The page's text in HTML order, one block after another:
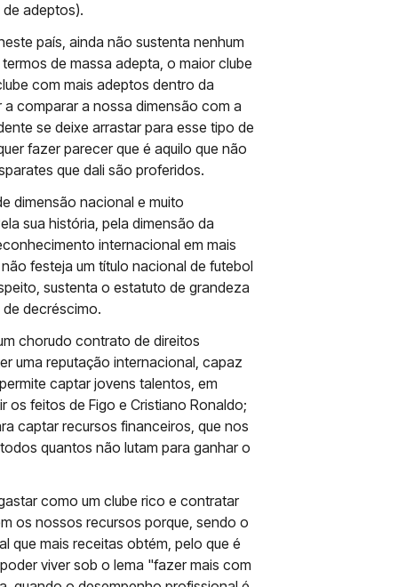
adeptos).
país, ainda não sustenta nenhum
de massa adepta, o maior clube
com mais adeptos dentro da
comparar a nossa dimensão com a
se deixe arrastar para esse tipo de
fazer parecer que é aquilo que não
que dali são proferidos.
dimensão nacional e muito
sua história, pela dimensão da
internacional em mais
festeja um título nacional de futebol
sustenta o estatuto de grandeza
decréscimo.
chorudo contrato de direitos
uma reputação internacional, capaz
captar jovens talentos, em
os feitos de Figo e Cristiano Ronaldo;
captar recursos financeiros, que nos
quantos não lutam para ganhar o
como um clube rico e contratar
os nossos recursos porque, sendo o
que mais receitas obtém, pelo que é
viver sob o lema "fazer mais com